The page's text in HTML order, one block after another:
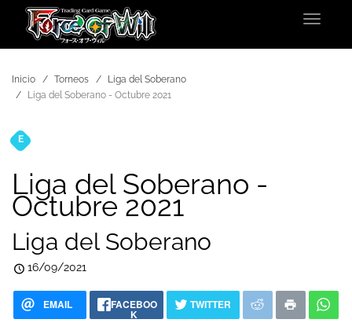
Toggle
Inicio Torneos
Liga del Soberano
Liga del Soberano - Octubre 2021
E
Liga del Soberano -
Octubre 2021
Liga del Soberano
16/09/2021
EMAIL FACEBOO
K
TWITTER